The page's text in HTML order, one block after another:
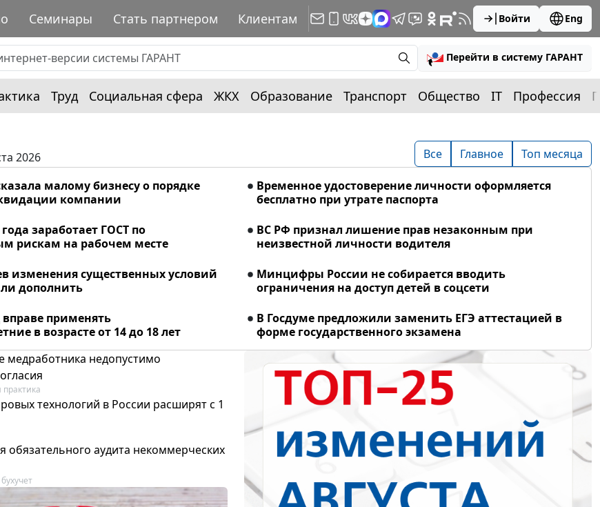
Семинары Стать партнером Клиентам Войти Eng
Перейти в систему ГАРАНТ
Труд Социальная сфера ЖКХ Образование Транспорт Общество IT Профессия
2026 Все Главное Топ месяца
малому бизнесу о порядке
компании
Временное удостоверение личности оформляется
бесплатно при утрате паспорта
заработает ГОСТ по
рискам на рабочем месте
ВС РФ признал лишение прав незаконным при
неизвестной личности водителя
изменения существенных условий
дополнить
Минцифры России не собирается вводить
ограничения на доступ детей в соцсети
применять
в возрасте от 14 до 18 лет
В Госдуме предложили заменить ЕГЭ аттестацией в
форме государственного экзамена
медработника недопустимо
технологий в России расширят с 1
обязательного аудита некоммерческих